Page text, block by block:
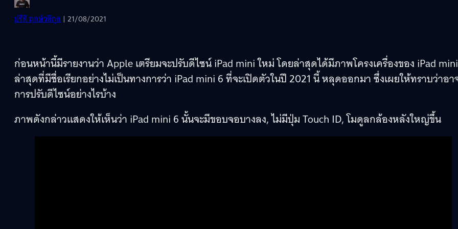
ปรีดี ฤกษ์วลีกุล | 21/08/2021
ก่อนหน้านี้มีรายงานว่า Apple เตรียมจะปรับดีไซน์ iPad mini ใหม่ โดยล่าสุดได้มีภาพโครงเครื่องของ iPad
ล่าสุดที่มีชื่อเรียกอย่างไม่เป็นทางการว่า iPad mini 6 ที่จะเปิดตัวในปี 2021 นี้ หลุดออกมา ซึ่งเผยให้ทราบว่าอา
การปรับดีไซน์อย่างไรบ้าง
ภาพดังกล่าวแสดงให้เห็นว่า iPad mini 6 นั้นจะมีขอบจอบางลง, ไม่มีปุ่ม Touch ID, โมดูลกล้องหลังใหญ่ขึ้น